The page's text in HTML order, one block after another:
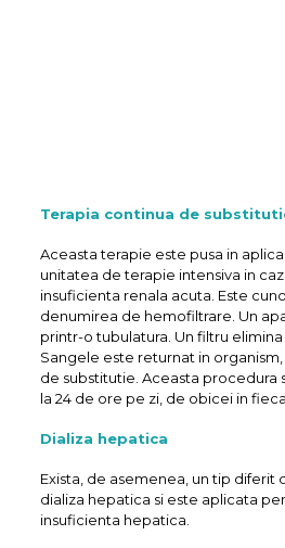
Terapia continua de
Aceasta terapie este pusa in
unitatea de terapie intensiva in
insuficienta renala acuta. Este
denumirea de hemofiltrare. Un
printr-o tubulatura. Un filtru elimina
Sangele este returnat in
de substitutie. Aceasta procedura
la 24 de ore pe zi, de obicei in
Dializa hepatica
Exista, de asemenea, un tip diferit
dializa hepatica si este aplicata
insuficienta hepatica.